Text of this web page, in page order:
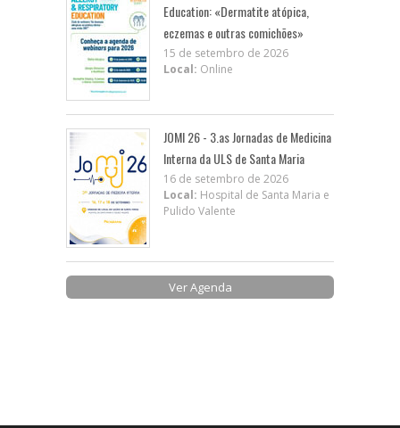
Education: «Dermatite atópica,
eczemas e outras comichões»
15 de setembro de 2026
Local: Online
JOMI 26 - 3.as Jornadas de Medicina
Interna da ULS de Santa Maria
16 de setembro de 2026
Local: Hospital de Santa Maria e
Pulido Valente
Ver Agenda